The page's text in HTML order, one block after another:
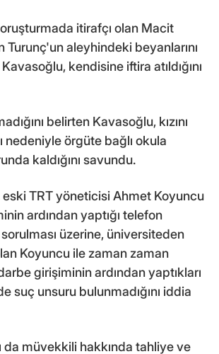
itirafçı olan Macit
Turunç'un aleyhindeki beyanlarını
kendisine iftira atıldığını
belirten Kavasoğlu, kızını
nedeniyle örgüte bağlı okula
kaldığını savundu.
TRT yöneticisi Ahmet Koyuncu
ardından yaptığı telefon
üzerine, üniversiteden
Koyuncu ile zaman zaman
girişiminin ardından yaptıkları
suç unsuru bulunmadığını iddia
da müvekkili hakkında tahliye ve